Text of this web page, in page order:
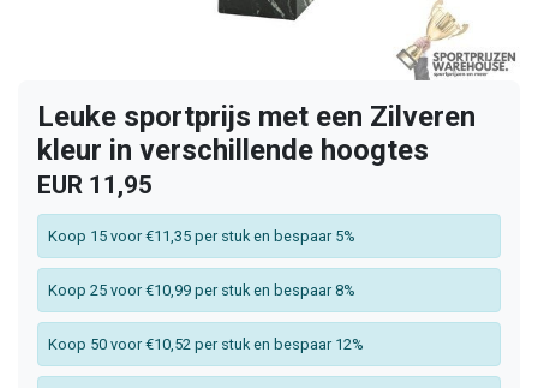
Leuke sportprijs met een Zilveren
kleur in verschillende hoogtes
EUR 11,95
Koop 15 voor €11,35 per stuk en bespaar 5%
Koop 25 voor €10,99 per stuk en bespaar 8%
Koop 50 voor €10,52 per stuk en bespaar 12%